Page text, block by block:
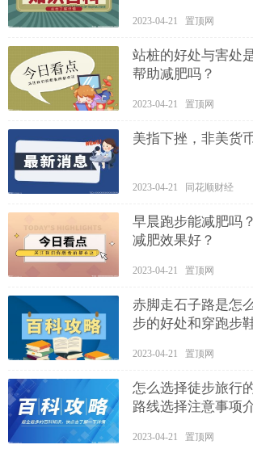
2023-04-21 置顶网
站桩的好处与害处
帮助减肥吗？
2023-04-21 置顶网
美指下挫，非美货
2023-04-21 同花顺财经
早晨跑步能减肥吗
减肥效果好？
2023-04-21 置顶网
赤脚走石子路是怎
步的好处和穿跑步
2023-04-21 置顶网
怎么选择徒步旅行
路线选择注意事项
2023-04-21 置顶网